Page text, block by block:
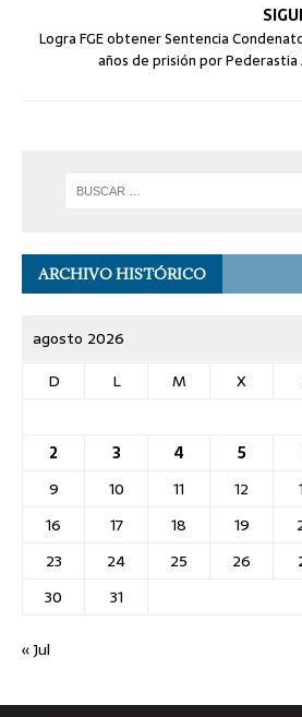
Logra FGE obtener Sentencia
años de prisión por Pederastia
ARCHIVO HISTÓRICO
agosto 2026
D
L M X
2
3 4 5
9
10 11 12
16
17 18 19
23
24 25 26
30
31
« Jul